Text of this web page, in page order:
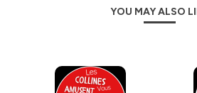
YOU MAY ALSO